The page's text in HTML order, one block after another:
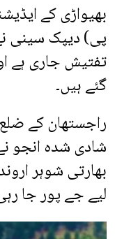
بھیواڑی کے
پی) دیپک سینی
تفتیش جاری ہے
گئے ہیں۔
راجستھان کے
شادی شدہ انجو
بھارتی شوہر
لیے جے پور جا